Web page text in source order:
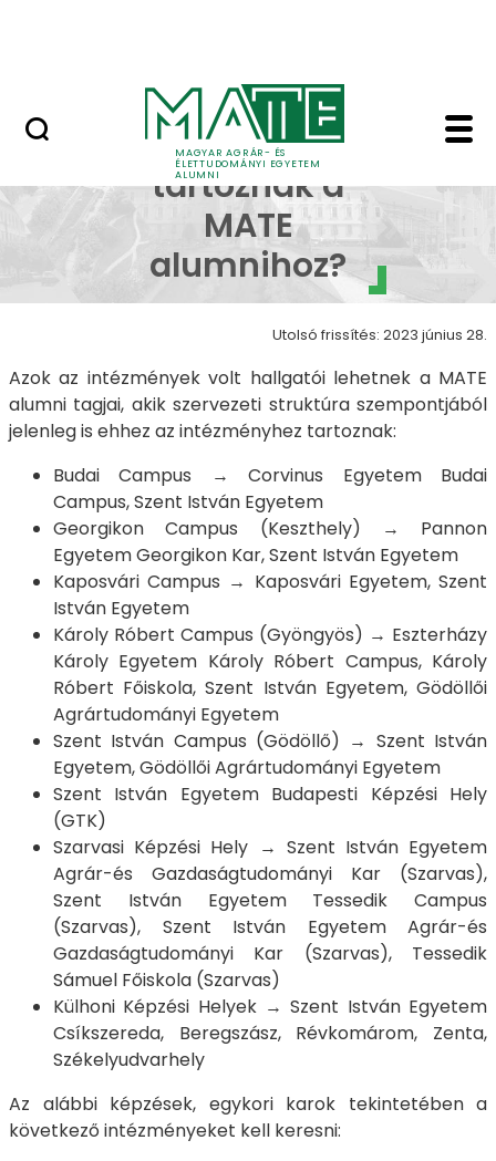
MAGYAR AGRÁR- ÉS
ÉLETTUDOMÁNYI EGYETEM
ALUMNI
Kik tartoznak a MATE
Kik
tartoznak a
MATE
alumnihoz?
Utolsó frissítés: 2023 június 28.
Azok az intézmények volt hallgatói lehetnek a MATE
alumni tagjai, akik szervezeti struktúra szempontjából
jelenleg is ehhez az intézményhez tartoznak:
Budai Campus → Corvinus Egyetem Budai
Campus, Szent István Egyetem
Georgikon Campus (Keszthely) → Pannon
Egyetem Georgikon Kar, Szent István Egyetem
Kaposvári Campus → Kaposvári Egyetem, Szent
István Egyetem
Károly Róbert Campus (Gyöngyös) → Eszterházy
Károly Egyetem Károly Róbert Campus, Károly
Róbert Főiskola, Szent István Egyetem, Gödöllői
Agrártudományi Egyetem
Szent István Campus (Gödöllő) → Szent István
Egyetem, Gödöllői Agrártudományi Egyetem
Szent István Egyetem Budapesti Képzési Hely
(GTK)
Szarvasi Képzési Hely → Szent István Egyetem
Agrár-és Gazdaságtudományi Kar (Szarvas),
Szent István Egyetem Tessedik Campus
(Szarvas), Szent István Egyetem Agrár-és
Gazdaságtudományi Kar (Szarvas), Tessedik
Sámuel Főiskola (Szarvas)
Külhoni Képzési Helyek → Szent István Egyetem
Csíkszereda, Beregszász, Révkomárom, Zenta,
Székelyudvarhely
Az alábbi képzések, egykori karok tekintetében a
következő intézményeket kell keresni: